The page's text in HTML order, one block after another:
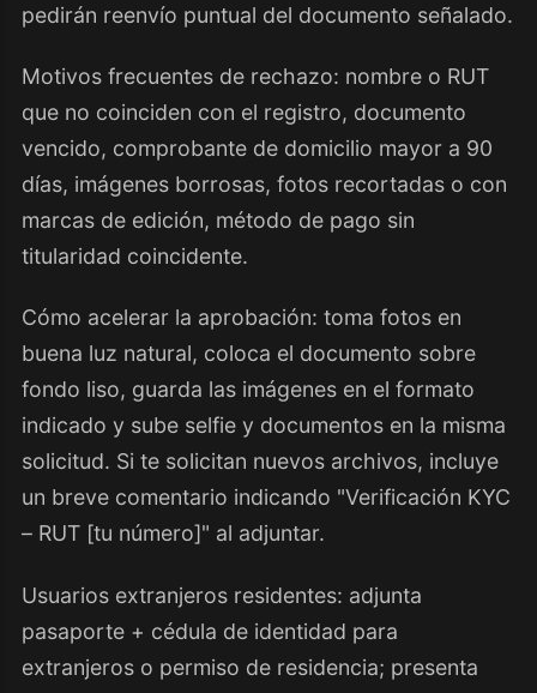
pedirán reenvío puntual del documento señalado.
Motivos frecuentes de rechazo: nombre o RUT
que no coinciden con el registro, documento
vencido, comprobante de domicilio mayor a 90
días, imágenes borrosas, fotos recortadas o con
marcas de edición, método de pago sin
titularidad coincidente.
Cómo acelerar la aprobación: toma fotos en
buena luz natural, coloca el documento sobre
fondo liso, guarda las imágenes en el formato
indicado y sube selfie y documentos en la misma
solicitud. Si te solicitan nuevos archivos, incluye
un breve comentario indicando "Verificación KYC
– RUT [tu número]" al adjuntar.
Usuarios extranjeros residentes: adjunta
pasaporte + cédula de identidad para
extranjeros o permiso de residencia; presenta